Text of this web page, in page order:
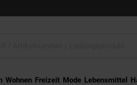
Wohnen Freizeit Mode Lebensmittel